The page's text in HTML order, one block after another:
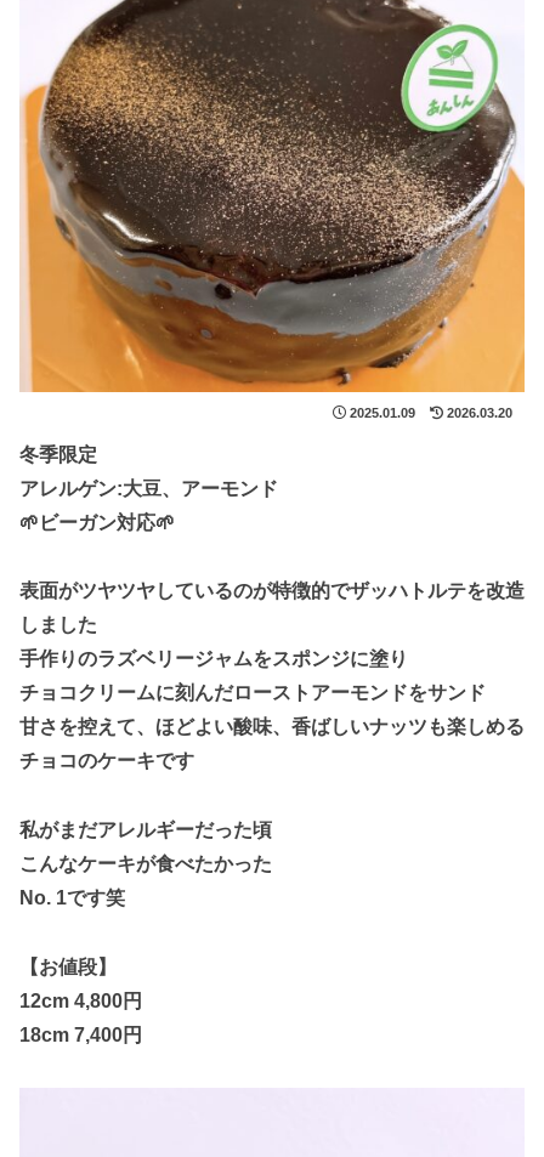
2025.01.09 2026.03.20
冬季限定
アレルゲン:大豆、アーモンド
🌱ビーガン対応🌱
表面がツヤツヤしているのが特徴的でザッハトルテを改造
しました
手作りのラズベリージャムをスポンジに塗り
チョコクリームに刻んだローストアーモンドをサンド
甘さを控えて、ほどよい酸味、香ばしいナッツも楽しめる
チョコのケーキです
私がまだアレルギーだった頃
こんなケーキが食べたかった
No. 1です笑
【お値段】
12cm 4,800円
18cm 7,400円